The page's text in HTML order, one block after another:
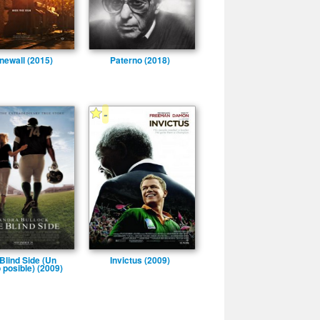
(2015) Paterno (2018)
Side (Un
posible) (2009)
-
Invictus (2009)